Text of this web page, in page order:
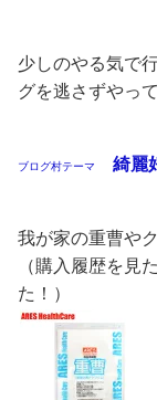
少しのやる気で
グを逃さずやっ
ブログ村テーマ 綺麗
我が家の重曹や
（購入履歴を見
た！）